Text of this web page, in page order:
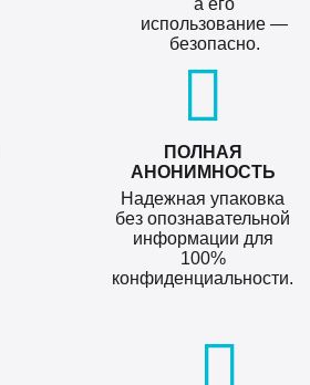
а его
использование —
безопасно.
ПОЛНАЯ
АНОНИМНОСТЬ
Надежная упаковка
без опознавательной
информации для
100%
конфиденциальности.